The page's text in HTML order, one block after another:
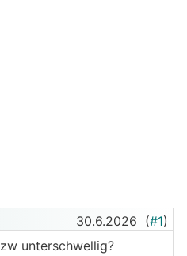
30.6.2026 (#1)
unterschwellig?